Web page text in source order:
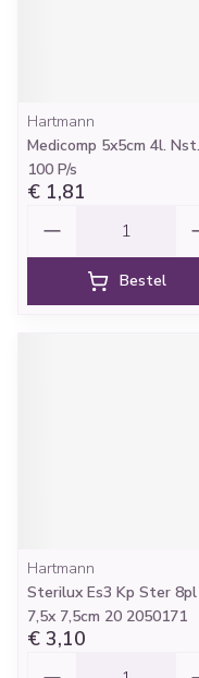
Hartmann
Medicomp 5x5cm 4l. Nst.
100 P/s
€ 1,81
Bestel
Hartmann
Sterilux Es3 Kp Ster 8pl
7,5x 7,5cm 20 2050171
€ 3,10